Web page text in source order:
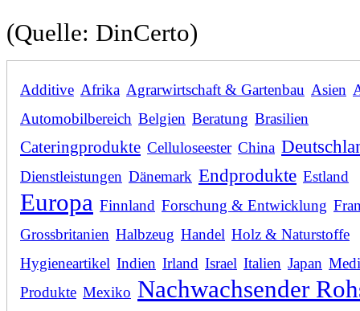
(Quelle: DinCerto)
Additive Afrika Agrarwirtschaft & Gartenbau Asien
Automobilbereich Belgien Beratung Brasilien
Cateringprodukte Celluloseester China
Dienstleistungen Dänemark Endprodukte Estland
Europa Finnland Forschung & Entwicklung
Grossbritanien Halbzeug Handel Holz & Naturstoffe
Hygieneartikel Indien Irland Israel Italien Japan
Produkte Mexiko Nachwachsender